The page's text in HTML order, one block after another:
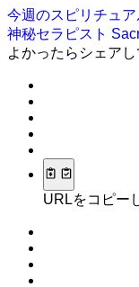
今週のスピリチュ
神秘セラピスト
よかったらシェアし
URLをコピー